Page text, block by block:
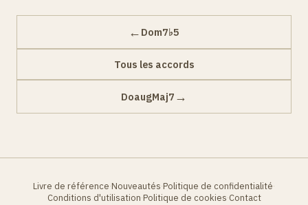
← Dom7♭5
Tous les accords
DoaugMaj7 →
Livre de référence·Nouveautés·Politique de confidentialité·
Conditions d'utilisation·Politique de cookies·Contact